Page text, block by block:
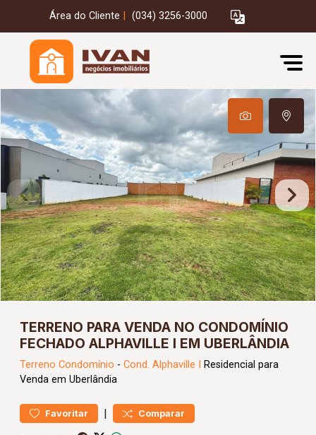
Área do Cliente (034) 3256-3000
TERRENO PARA VENDA NO CONDOMÍNIO
FECHADO ALPHAVILLE I EM UBERLÂNDIA
Terreno Condomínio - Cond. Alphaville I
Residencial para
Venda em Uberlândia
Favoritar | Comparar